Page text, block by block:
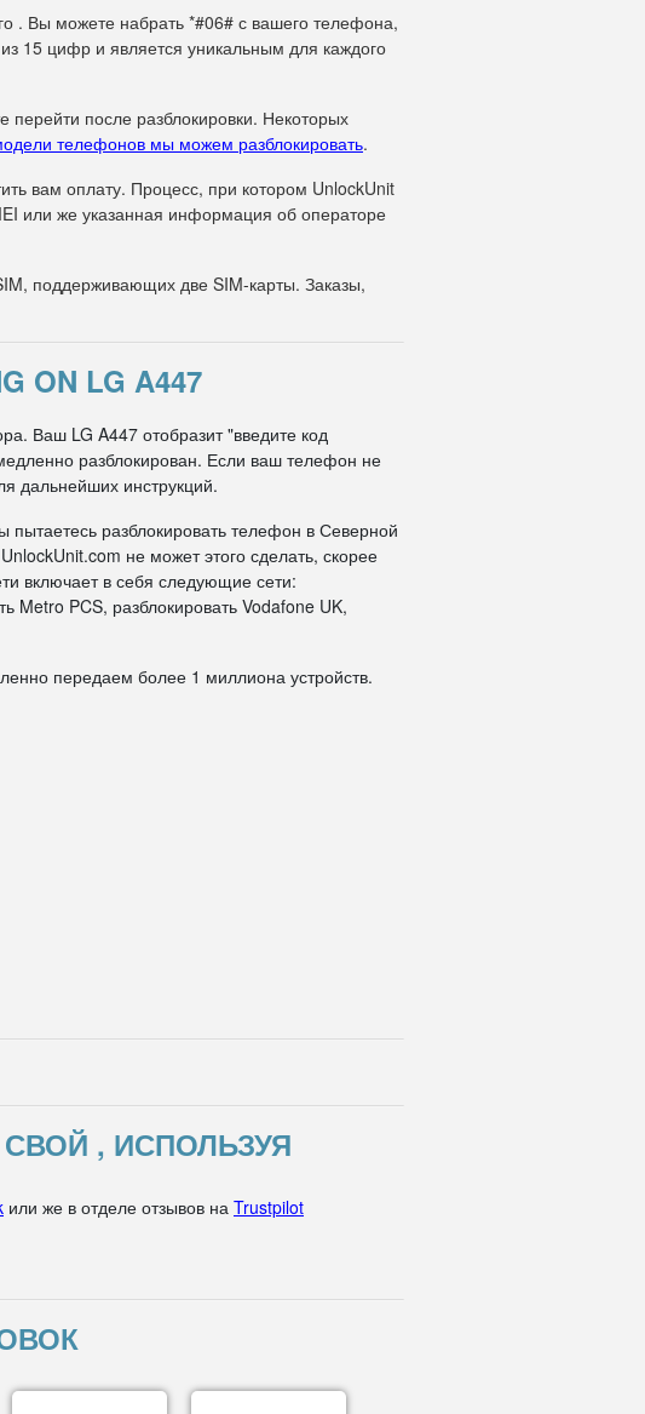
. Вы можете набрать *#06# с вашего телефона,
15 цифр и является уникальным для каждого
перейти после разблокировки. Некоторых
телефонов мы можем разблокировать.
вам оплату. Процесс, при котором UnlockUnit
или же указанная информация об операторе
поддерживающих две SIM-карты. Заказы,
ON LG A447
Ваш LG A447 отобразит "введите код
разблокирован. Если ваш телефон не
дальнейших инструкций.
разблокировать телефон в Северной
не может этого сделать, скорее
включает в себя следующие сети:
Metro PCS, разблокировать Vodafone UK,
передаем более 1 миллиона устройств.
, ИСПОЛЬЗУЯ
или же в отделе отзывов на Trustpilot